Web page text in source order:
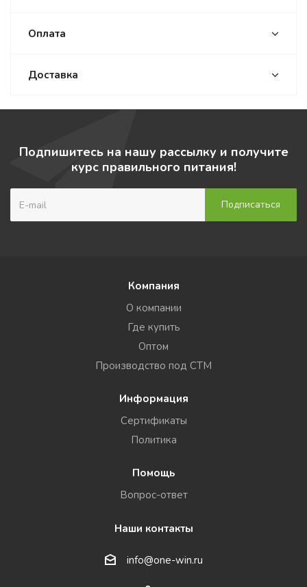
Оплата
Доставка
Подпишитесь на нашу рассылку и получите
курс правильного питания!
Компания
О компании
Где купить
Оптом
Производство под СТМ
Информация
Сертификаты
Политика
Помощь
Вопрос-ответ
Наши контакты
info@one-win.ru